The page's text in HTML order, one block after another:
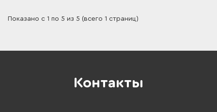
Показано с 1 по 5 из 5 (всего 1 страниц)
Контакты